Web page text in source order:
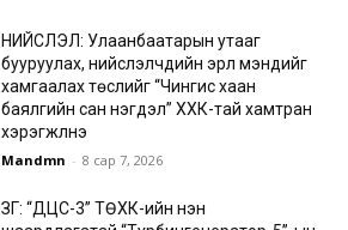
НИЙСЛЭЛ: Улаанбаатарын утааг
бууруулах, нийслэлчүүдийн эрүүл мэндийг
хамгаалах төслийг “Чингис хаан
баялгийн сан нэгдэл” ХХК-тай хамтран
хэрэгжүүлнэ
Mandmn - 8 сар 7, 2026
ЗГ: “ДЦС-3” ТӨХК-ийн нэн